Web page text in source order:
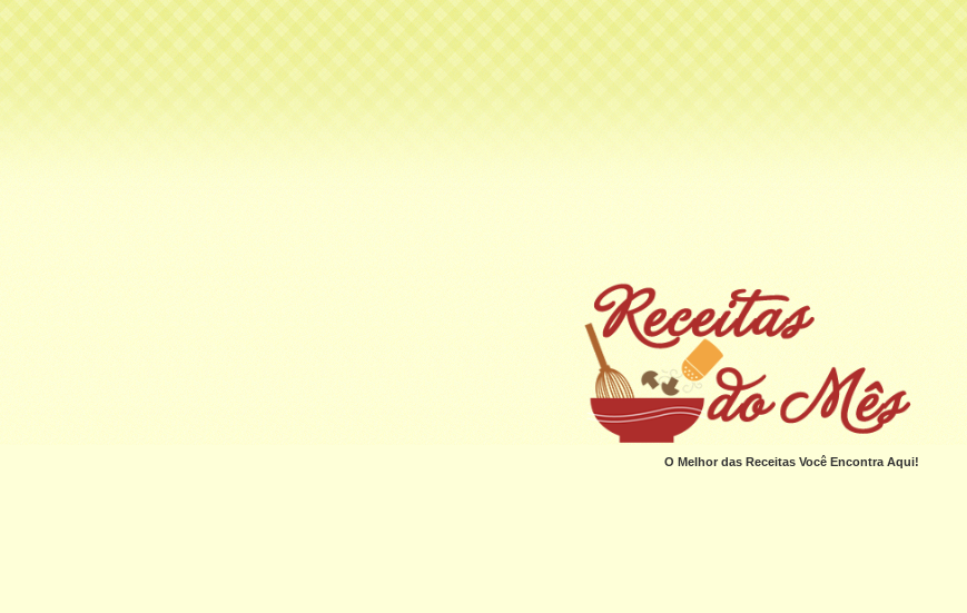
O Melhor das Receitas Você Encontra Aqui!